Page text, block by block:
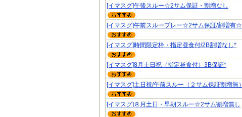
[イマスグ]午後スルー☆2サム保証・割増なし
[イマスグ]午前スループレー☆2サム保証/割増有☆
[イマスグ]時間限定枠・指定昼食付/2B割増なし*
[イマスグ]8月土日祝（指定昼食付）3B保証*
[イマスグ]土日祝/午前スルー（２サム保証割増無）
[イマスグ]８月土日・早朝スルー☆2サム割増無し